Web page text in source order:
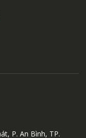
P. An Bình, TP.